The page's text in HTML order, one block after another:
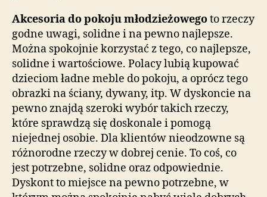
Akcesoria do pokoju młodzieżowegoto rzeczy
godne uwagi, solidne i na pewno najlepsze.
Można spokojnie korzystać z tego, co najlepsze,
solidne i wartościowe. Polacy lubią kupować
dzieciom ładne meble do pokoju, a oprócz tego
obrazki na ściany, dywany, itp. W dyskoncie na
pewno znajdą szeroki wybór takich rzeczy,
które sprawdzą się doskonale i pomogą
niejednej osobie. Dla klientów nieodzowne są
różnorodne rzeczy w dobrej cenie. To coś, co
jest potrzebne, solidne oraz odpowiednie.
Dyskont to miejsce na pewno potrzebne, w